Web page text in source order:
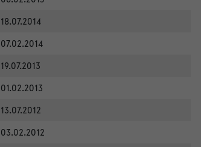
18.07.2014
07.02.2014
19.07.2013
01.02.2013
13.07.2012
03.02.2012